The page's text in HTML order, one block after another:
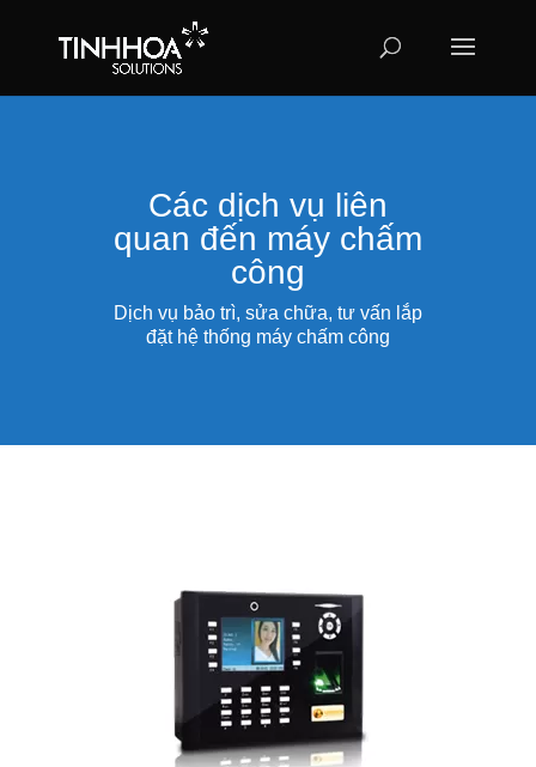
Các dịch vụ liên
quan đến máy chấm
công
Dịch vụ bảo trì, sửa chữa, tư vấn lắp
đặt hệ thống máy chấm công